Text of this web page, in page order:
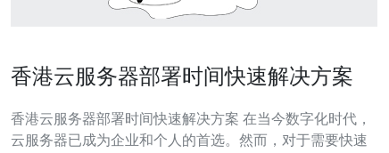
香港云服务器部署时间快速解决方案
香港云服务器部署时间快速解决方案 在当今数字化时代，
云服务器已成为企业和个人的首选。然而，对于需要快速